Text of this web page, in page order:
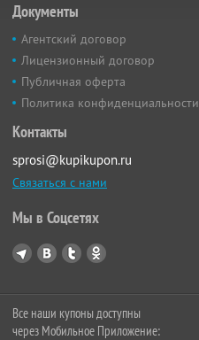
Документы
Агентский договор
Лицензионный договор
Публичная оферта
Политика конфиденциальности
Контакты
sprosi@kupikupon.ru
Связаться с нами
Мы в Соцсетях
Все наши купоны доступны
через Мобильное Приложение: